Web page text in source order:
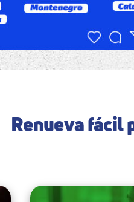
Renueva fácil